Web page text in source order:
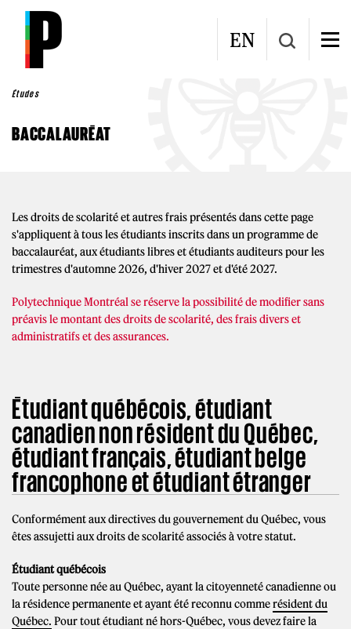
Aller au contenu principal
EN
Études
BACCALAURÉAT
Les droits de scolarité et autres frais présentés dans cette page
s'appliquent à tous les étudiants inscrits dans un programme de
baccalauréat, aux étudiants libres et étudiants auditeurs pour les
trimestres d'automne 2026, d'hiver 2027 et d'été 2027.
Polytechnique Montréal se réserve la possibilité de modifier sans
préavis le montant des droits de scolarité, des frais divers et
administratifs et des assurances.
Étudiant québécois, étudiant
canadien non résident du Québec,
étudiant français,étudiant belge
francophone etétudiant étranger
Conformément aux directives du gouvernement du Québec, vous
êtes assujetti aux droits de scolarité associés à votre statut.
Étudiant québécois
Toute personne née au Québec, ayant la citoyenneté canadienne ou
la résidence permanente et ayant été reconnu commerésident du
Québec. Pour tout étudiant né hors-Québec, vous devez faire la